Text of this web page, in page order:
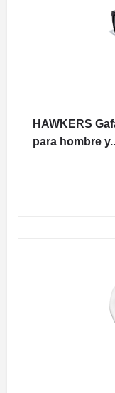
HAWKERS
para hombre